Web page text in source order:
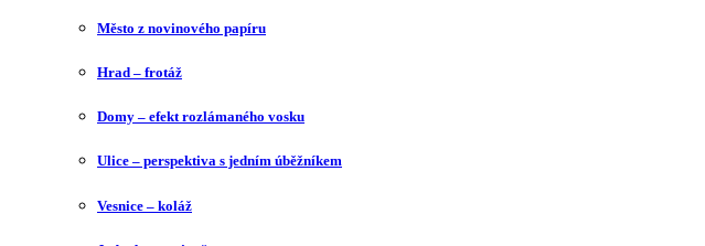
Město z novinového papíru
Hrad – frotáž
Domy – efekt rozlámaného vosku
Ulice – perspektiva s jedním úběžníkem
Vesnice – koláž